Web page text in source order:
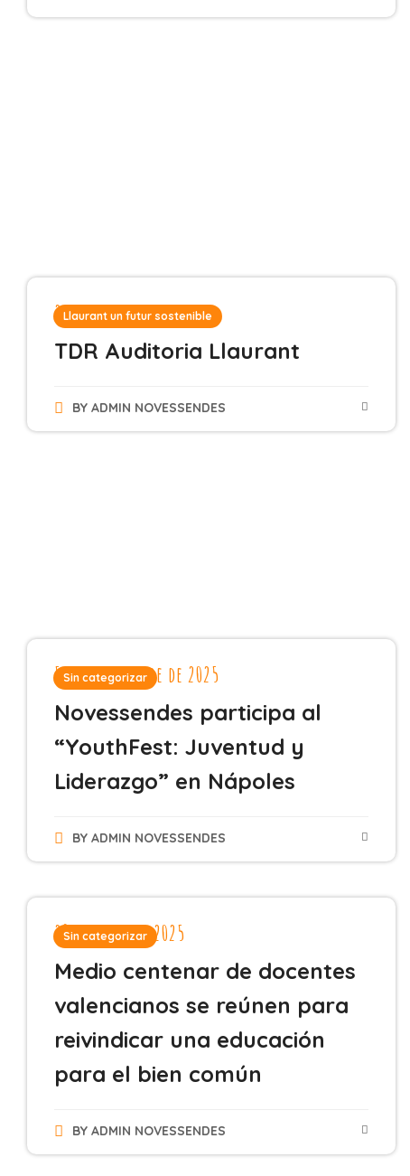
Llaurant un futur sostenible
2 de febrero de 2026
TDR Auditoria Llaurant
BY ADMIN NOVESSENDES
Sin categorizar
5 de noviembre de 2025
Novessendes participa al
“YouthFest: Juventud y
Liderazgo” en Nápoles
BY ADMIN NOVESSENDES
Sin categorizar
29 de abril de 2025
Medio centenar de docentes
valencianos se reúnen para
reivindicar una educación
para el bien común
BY ADMIN NOVESSENDES